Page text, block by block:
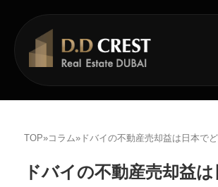
TOP»コラム»
ドバイの不動産売却益